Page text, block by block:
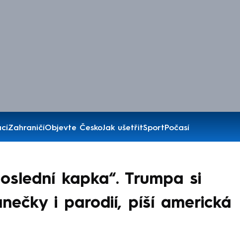
ZahraničíObjevte ČeskoJak ušetřitSportPočasí
kapka“. Trumpa si
i parodií, píší americká